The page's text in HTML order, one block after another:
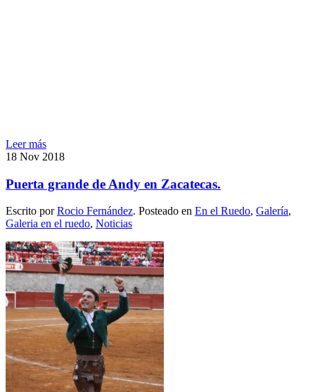
Leer más
18 Nov 2018
Puerta grande de Andy en Zacatecas.
Escrito porRocio Fernández. Posteado en En el Ruedo, Galería,
Galeria en el ruedo, Noticias